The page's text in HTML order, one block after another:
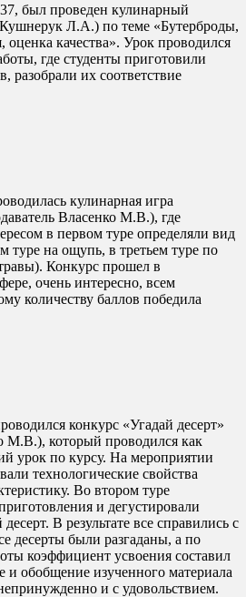
был проведен кулинарный
Кушнерук Л.А.) по теме «Бутерброды,
оценка качества». Урок проводился
где студенты приготовили
разобрали их соответствие
кулинарная игра
Власенко М.В.), где
в первом туре определяли вид
туре на ощупь, в третьем туре по
Конкурс прошел в
очень интересно, всем
количеству баллов победила
конкурс «Угадай десерт»
М.В.), который проводился как
урок по курсу. На мероприятии
технологические свойства
Во втором туре
и дегустировали
В результате все справились с
десерты были разгаданы, а по
коэффициент усвоения составил
обобщение изученного материала
и с удовольствием.